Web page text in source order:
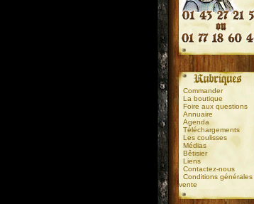
.
Commander
La boutique
Foire aux questions
Annuaire
Agenda
Téléchargements
Les coulisses
Médias
Bêtisier
Liens
Contactez-nous
Conditions générales
vente